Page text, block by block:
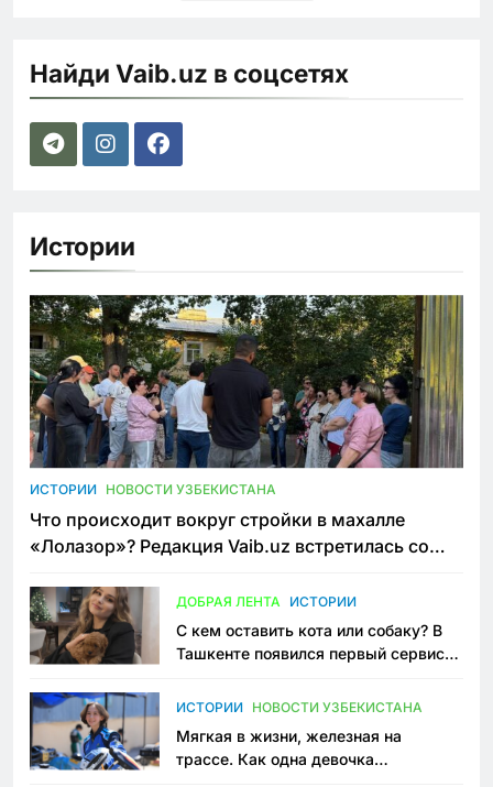
Найди Vaib.uz в соцсетях
Истории
ИСТОРИИ НОВОСТИ УЗБЕКИСТАНА
Что происходит вокруг стройки в махалле
«Лолазор»? Редакция Vaib.uz встретилась со
ДОБРАЯ ЛЕНТА ИСТОРИИ
С кем оставить кота или собаку? В
Ташкенте появился первый сервис
ИСТОРИИ НОВОСТИ УЗБЕКИСТАНА
Мягкая в жизни, железная на
трассе. Как одна девочка